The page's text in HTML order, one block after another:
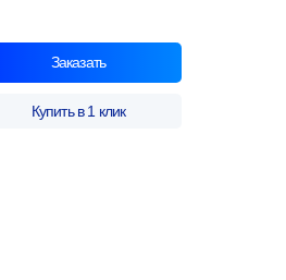
Заказать
Купить в 1 клик